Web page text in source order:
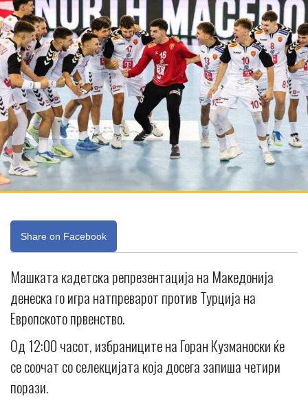
Share on Facebook
Машката кадетска репрезентација на Македонија
денеска го игра натпреварот против Турција на
Европското првенство.
Од 12:00 часот, избраниците на Горан Кузманоски ќе
се соочат со селекцијата која досега запиша четири
порази.